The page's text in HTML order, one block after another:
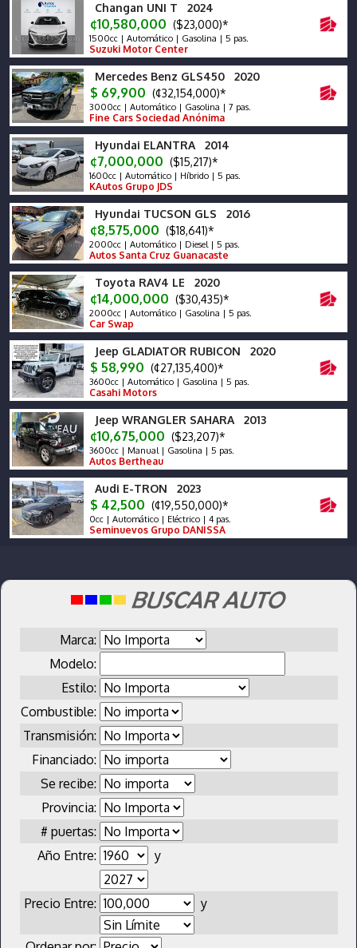
Changan UNI T 2024
¢10,580,000 ($23,000)*
1500cc | Automático | Gasolina | 5 pas.
Suzuki Motor Center
Mercedes Benz GLS450 2020
$ 69,900 (¢32,154,000)*
3000cc | Automático | Gasolina | 7 pas.
Fine Cars Sociedad Anónima
Hyundai ELANTRA 2014
¢7,000,000 ($15,217)*
1600cc | Automático | Híbrido | 5 pas.
KAutos Grupo JDS
Hyundai TUCSON GLS 2016
¢8,575,000 ($18,641)*
2000cc | Automático | Diesel | 5 pas.
Autos Santa Cruz Guanacaste
Toyota RAV4 LE 2020
¢14,000,000 ($30,435)*
2000cc | Automático | Gasolina | 5 pas.
Car Swap
Jeep GLADIATOR RUBICON 2020
$ 58,990 (¢27,135,400)*
3600cc | Automático | Gasolina | 5 pas.
Casahi Motors
Jeep WRANGLER SAHARA 2013
¢10,675,000 ($23,207)*
3600cc | Manual | Gasolina | 5 pas.
Autos Bertheau
Audi E-TRON 2023
$ 42,500 (¢19,550,000)*
0cc | Automático | Eléctrico | 4 pas.
Seminuevos Grupo DANISSA
Marca:
Modelo:
Estilo:
Combustible:
Transmisión:
Financiado:
Se recibe:
Provincia:
# puertas:
Año Entre:
y
Precio Entre: y